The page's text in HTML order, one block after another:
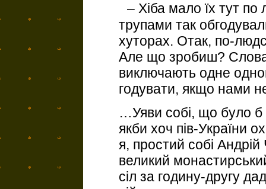
– Хіба мало їх тут по
трупами так
хуторах. Отак, по-
Але що зробиш?
виключають одне
годувати, якщо нами
…Уяви собі, що було б
якби хоч пів-України
я, простий собі
великий
сіл за годину-другу